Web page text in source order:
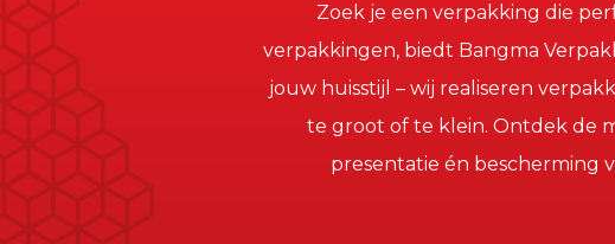
Zoek je een verpakking die
verpakkingen, biedt Bangma
jouw huisstijl – wij realiseren
te groot of te klein. Ontdek de
presentatie én bescherming